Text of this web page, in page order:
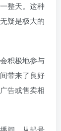
整天。这种
疑是极大的
积极地参与
带来了良好
告或售卖相